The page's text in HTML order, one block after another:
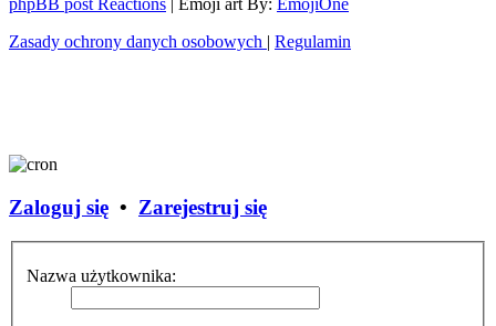
Zasady ochrony danych osobowych | Regulamin
Zaloguj się • Zarejestruj się
Nazwa użytkownika: